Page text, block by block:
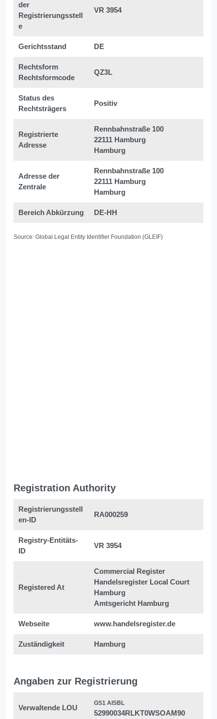
der
Registrierungsstell
e
VR 3954
Gerichtsstand DE
Rechtsform
Rechtsformcode
QZ3L
Status des
Rechtsträgers
Positiv
Registrierte
Adresse
Rennbahnstraße 100
22111 Hamburg
Hamburg
Adresse der
Zentrale
Rennbahnstraße 100
22111 Hamburg
Hamburg
Bereich Abkürzung DE-HH
Source: Global Legal Entity Identifier Foundation (GLEIF)
Registration Authority
Registrierungsstell
en-ID
RA000259
Registry-Entitäts-
ID
VR 3954
Registered At
Commercial Register
Handelsregister Local Court
Hamburg
Amtsgericht Hamburg
Webseite www.handelsregister.de
Zuständigkeit Hamburg
Angaben zur Registrierung
Verwaltende LOU
GS1 AISBL
52990034RLKT0WSOAM90